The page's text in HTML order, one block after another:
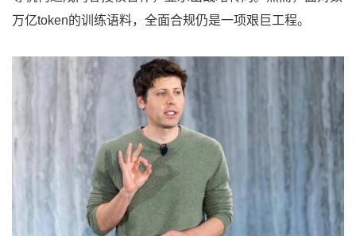
万亿token的训练语料，全面合规仍是一项艰巨工程。